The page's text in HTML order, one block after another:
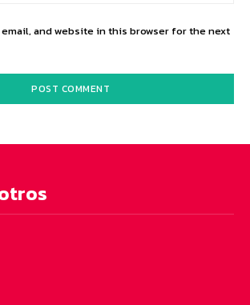
email, and website in this browser for the next